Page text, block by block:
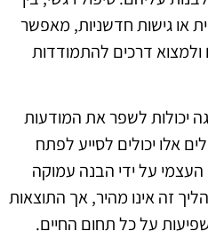
או גישות חדשניות, מאפשר
דרכים להתמודדות
יכולות לשפר את המודעות
אלו יכולים לסייע לפתח
העצמי על ידי הבנה עמוקה
זה אינו מהיר, אך התוצאות
על כל תחום החיים.